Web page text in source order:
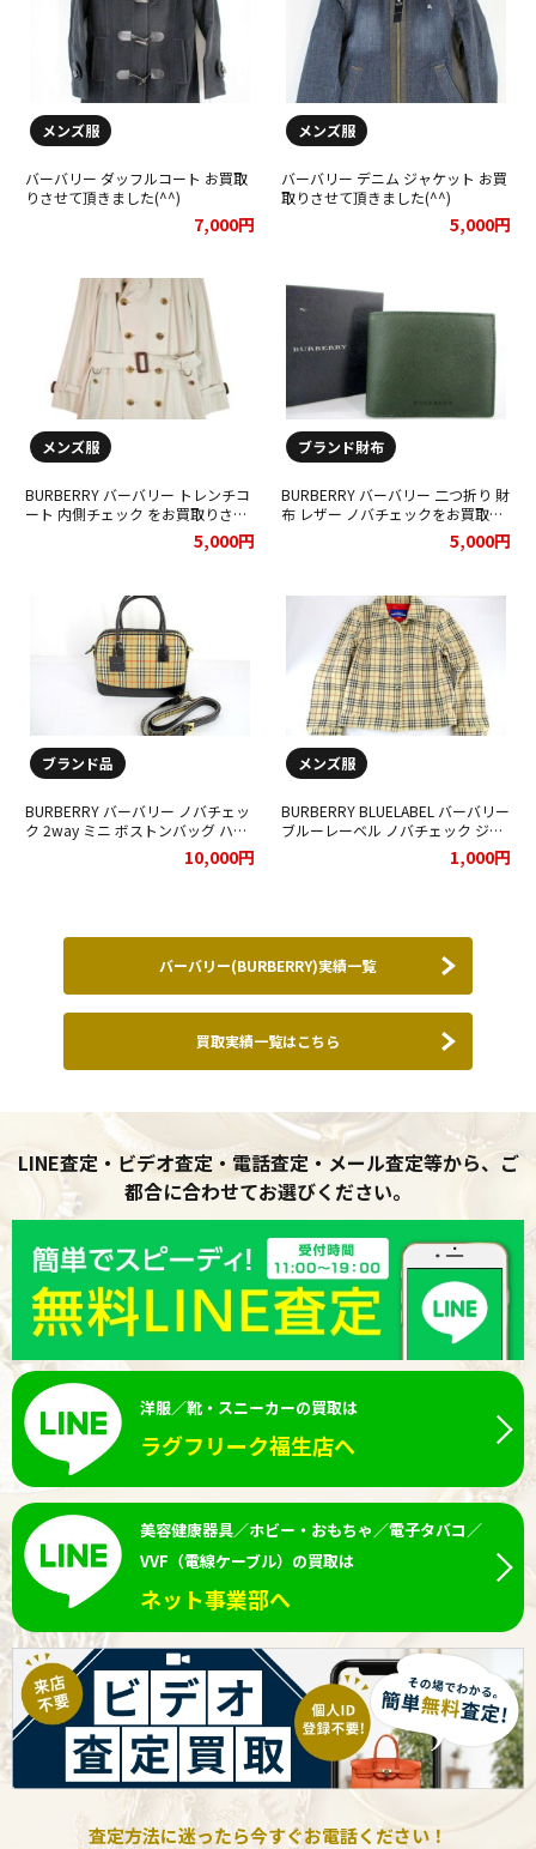
メンズ服
バーバリー ダッフルコート お買取
りさせて頂きました(^^)
7,000円
メンズ服
バーバリー デニム ジャケット お買
取りさせて頂きました(^^)
5,000円
メンズ服
BURBERRY バーバリー トレンチコ
ート 内側チェック をお買取りさせ
5,000円
ブランド財布
BURBERRY バーバリー 二つ折り 財
布 レザー ノバチェックをお買取り
5,000円
ブランド品
BURBERRY バーバリー ノバチェッ
ク 2way ミニ ボストンバッグ ハン
ドバッグ をお買取りさせて頂きま
10,000円
メンズ服
BURBERRY BLUELABEL バーバリー
ブルーレーベル ノバチェック ジャ
ケット サイズ38をお買取りさせて
1,000円
バーバリー(BURBERRY)実績一覧
買取実績一覧はこちら
LINE査定・ビデオ査定・電話査定・メール査定等から、ご
都合に合わせてお選びください。
洋服／靴・スニーカーの買取は
ラグフリーク福生店へ
美容健康器具／ホビー・おもちゃ／電子タバコ／
VVF（電線ケーブル）の買取は
ネット事業部へ
査定方法に迷ったら今すぐお電話ください！